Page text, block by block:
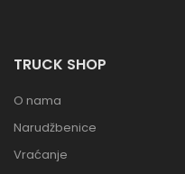
TRUCK SHOP
O nama
Narudžbenice
Vraćanje